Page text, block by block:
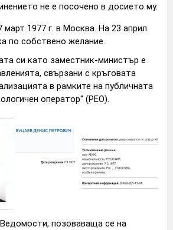
не е посочено в досието му.
март 1977 г. в Москва. На 23 април
по собствено желание.
си като заместник-министър е
свързани с кръговата
в рамките на публичната
оператор“ (РЕО).
позоваваща се на